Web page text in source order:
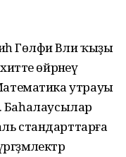
Гөлфиә Вәли ҡыҙы
өйрәнеү
утрауы
Баһалаусылар
стандарттарға